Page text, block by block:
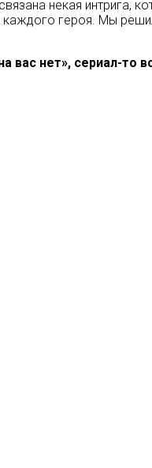
некая интрига,
героя. Мы
вас нет», сериал-то